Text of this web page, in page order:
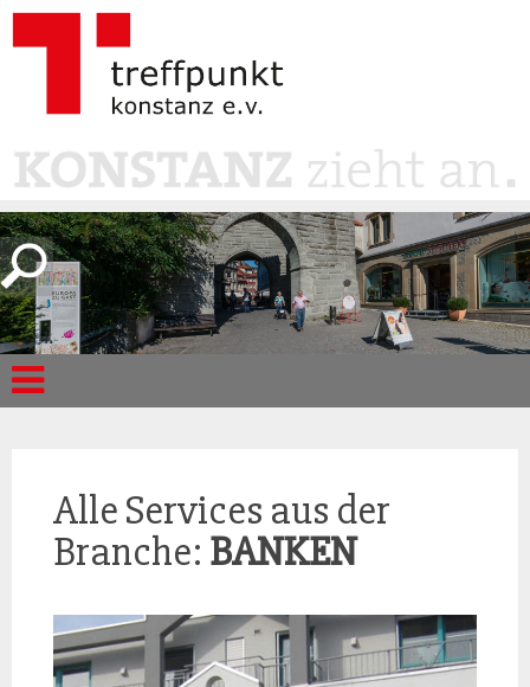
Alle Services aus der
Branche: BANKEN